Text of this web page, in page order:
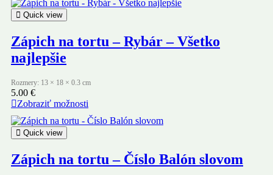
Quick view
Zápich na tortu – Rybár – Všetko
najlepšie
Rozmery: 13 × 18 × 0.3 cm
5.00 €
Zobraziť možnosti
Quick view
Zápich na tortu – Číslo Balón slovom